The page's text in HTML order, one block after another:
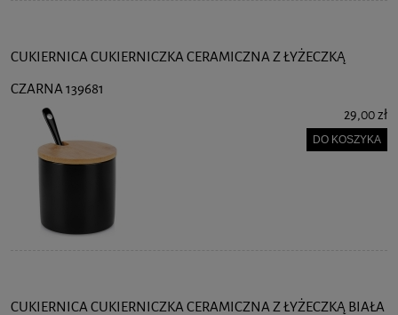
CUKIERNICA CUKIERNICZKA CERAMICZNA Z ŁYŻECZKĄ
CZARNA 139681
29,00 zł
DO KOSZYKA
CUKIERNICA CUKIERNICZKA CERAMICZNA Z ŁYŻECZKĄ BIAŁA